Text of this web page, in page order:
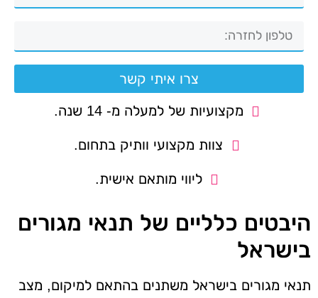
צרו איתי קשר
מקצועיות של למעלה מ- 14 שנה.
צוות מקצועי וותיק בתחום.
ליווי מותאם אישית.
היבטים כלליים של תנאי מגורים
בישראל
תנאי מגורים בישראל משתנים בהתאם למיקום, מצב